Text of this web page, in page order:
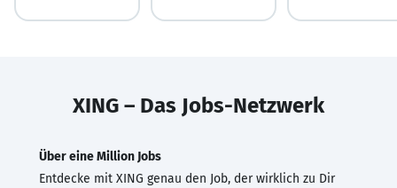
XING – Das Jobs-Netzwerk
Über eine Million Jobs
Entdecke mit XING genau den Job, der wirklich zu Dir